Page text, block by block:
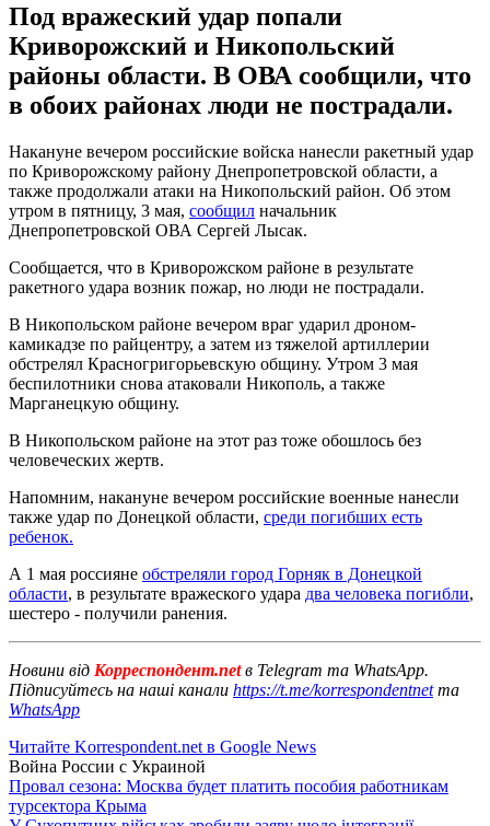
Под вражеский удар попали
Криворожский и Никопольский
районы области. В ОВА сообщили, что
в обоих районах люди не пострадали.
Накануне вечером российские войска нанесли ракетный удар
по Криворожскому району Днепропетровской области, а
также продолжали атаки на Никопольский район. Об этом
утром в пятницу, 3 мая, сообщил начальник
Днепропетровской ОВА Сергей Лысак.
Сообщается, что в Криворожском районе в результате
ракетного удара возник пожар, но люди не пострадали.
В Никопольском районе вечером враг ударил дроном-
камикадзе по райцентру, а затем из тяжелой артиллерии
обстрелял Красногригорьевскую общину. Утром 3 мая
беспилотники снова атаковали Никополь, а также
Марганецкую общину.
В Никопольском районе на этот раз тоже обошлось без
человеческих жертв.
Напомним, накануне вечером российские военные нанесли
также удар по Донецкой области, среди погибших есть
ребенок.
А 1 мая россияне обстреляли город Горняк в Донецкой
области, в результате вражеского удара два человека погибли,
шестеро - получили ранения.
Новини від Корреспондент.netв Telegram та WhatsApp.
Підписуйтесь на наші канали https://t.me/korrespondentnetта
WhatsApp
Читайте Korrespondent.net в Google News
Война России с Украиной
Провал сезона: Москва будет платить пособия работникам
турсектора Крыма